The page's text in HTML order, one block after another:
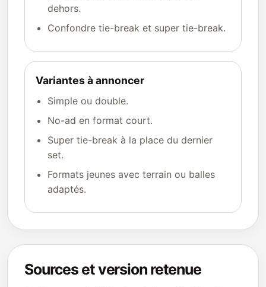
dehors.
Confondre tie-break et super tie-break.
Variantes à annoncer
Simple ou double.
No-ad en format court.
Super tie-break à la place du dernier
set.
Formats jeunes avec terrain ou balles
adaptés.
Sources et version retenue